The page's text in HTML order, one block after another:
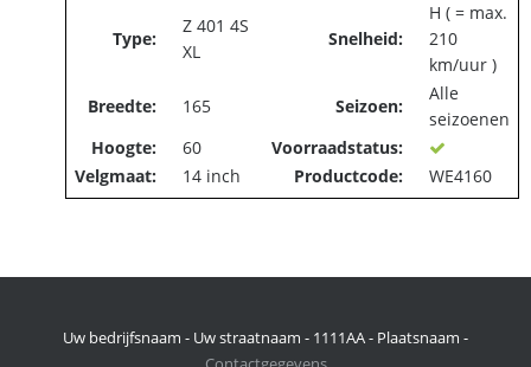
Type:
Z 401 4S
XL
Snelheid:
H ( = max.
210
km/uur )
Breedte:
165 Seizoen:
Alle
seizoenen
Hoogte:
60
Voorraadstatus:
Velgmaat:
14 inch Productcode: WE4160
Uw bedrijfsnaam - Uw straatnaam - 1111AA - Plaatsnaam -